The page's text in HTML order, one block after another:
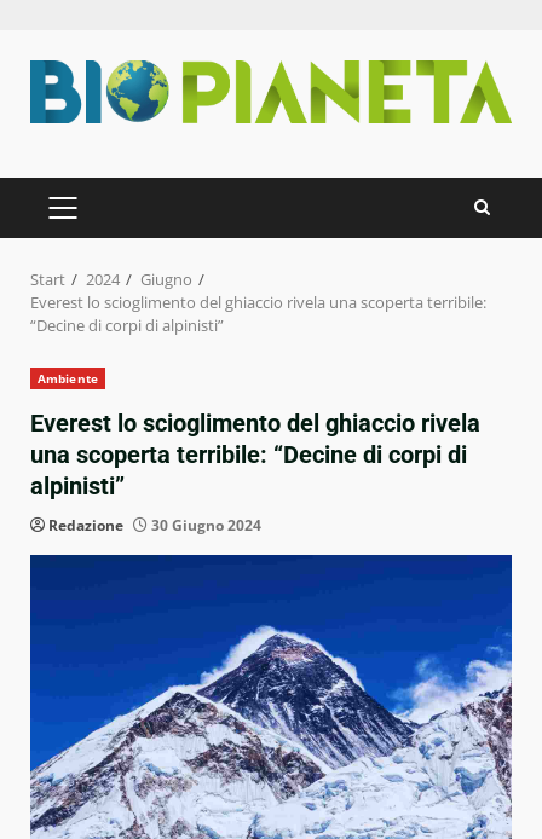
Inhalt
springen
PRIMÄRES
MENÜ
Start 2024
Giugno
Everest lo scioglimento del ghiaccio rivela una scoperta terribile:
“Decine di corpi di alpinisti”
Ambiente
Everest lo scioglimento del ghiaccio rivela
una scoperta terribile: “Decine di corpi di
alpinisti”
Redazione 30 Giugno 2024